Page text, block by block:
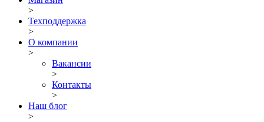
>
Техподдержка
>
О компании
>
Вакансии
>
Контакты
>
Наш блог
>